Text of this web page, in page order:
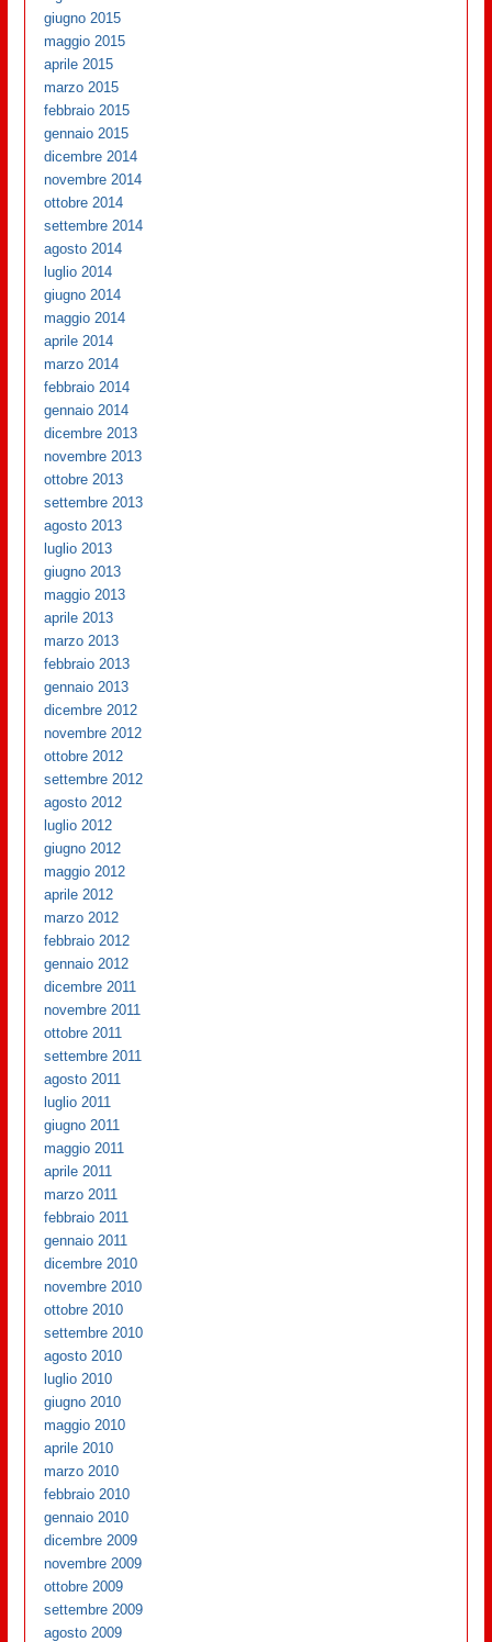
giugno 2015
maggio 2015
aprile 2015
marzo 2015
febbraio 2015
gennaio 2015
dicembre 2014
novembre 2014
ottobre 2014
settembre 2014
agosto 2014
luglio 2014
giugno 2014
maggio 2014
aprile 2014
marzo 2014
febbraio 2014
gennaio 2014
dicembre 2013
novembre 2013
ottobre 2013
settembre 2013
agosto 2013
luglio 2013
giugno 2013
maggio 2013
aprile 2013
marzo 2013
febbraio 2013
gennaio 2013
dicembre 2012
novembre 2012
ottobre 2012
settembre 2012
agosto 2012
luglio 2012
giugno 2012
maggio 2012
aprile 2012
marzo 2012
febbraio 2012
gennaio 2012
dicembre 2011
novembre 2011
ottobre 2011
settembre 2011
agosto 2011
luglio 2011
giugno 2011
maggio 2011
aprile 2011
marzo 2011
febbraio 2011
gennaio 2011
dicembre 2010
novembre 2010
ottobre 2010
settembre 2010
agosto 2010
luglio 2010
giugno 2010
maggio 2010
aprile 2010
marzo 2010
febbraio 2010
gennaio 2010
dicembre 2009
novembre 2009
ottobre 2009
settembre 2009
agosto 2009